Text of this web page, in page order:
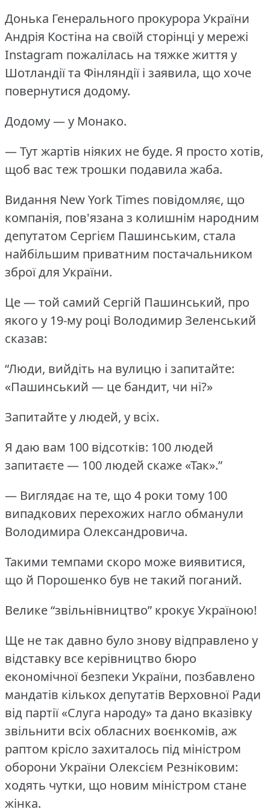
Донька Генерального прокурора України
Андрія Костіна на своїй сторінці у мережі
Instagram пожалілась на тяжке життя у
Шотландії та Фінляндії і заявила, що хоче
повернутися додому.
Додому — у Монако.
— Тут жартів ніяких не буде. Я просто хотів,
щоб вас теж трошки подавила жаба.
Видання New York Times повідомляє, що
компанія, пов'язана з колишнім народним
депутатом Сергієм Пашинським, стала
найбільшим приватним постачальником
зброї для України.
Це — той самий Сергій Пашинський, про
якого у 19-му році Володимир Зеленський
сказав:
“Люди, вийдіть на вулицю і запитайте:
«Пашинський — це бандит, чи ні?»
Запитайте у людей, у всіх.
Я даю вам 100 відсотків: 100 людей
запитаєте — 100 людей скаже «Так».”
— Виглядає на те, що 4 роки тому 100
випадкових перехожих нагло обманули
Володимира Олександровича.
Такими темпами скоро може виявитися,
що й Порошенко був не такий поганий.
Велике “звільнівництво” крокує Україною!
Ще не так давно було знову відправлено у
відставку все керівництво бюро
економічної безпеки України, позбавлено
мандатів кількох депутатів Верховної Ради
від партії «Слуга народу» та дано вказівку
звільнити всіх обласних воєнкомів, аж
раптом крісло захиталось під міністром
оборони України Олексієм Резніковим:
ходять чутки, що новим міністром стане
жінка.